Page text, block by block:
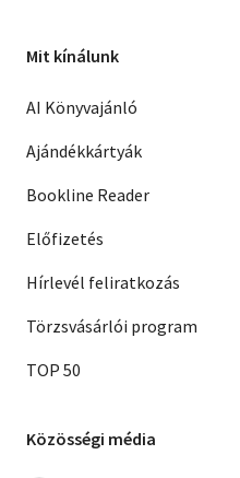
Mit kínálunk
AI Könyvajánló
Ajándékkártyák
Bookline Reader
Előfizetés
Hírlevél feliratkozás
Törzsvásárlói program
TOP 50
Közösségi média